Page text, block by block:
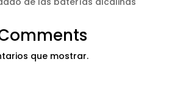
que mostrar.